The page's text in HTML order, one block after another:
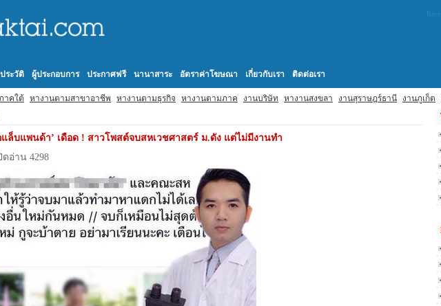
าคใต้ หางานตามสาขาอาชีพ หางานตามธุรกิจ หางานตามภาค งานบริษัท หางานสงขลา งานสุราษฎร์ธานี งานภูเก็ต
ระวัติ ผู้ประกอบการ ประกาศฟรี นานาสาระ อัตราค่าโฆษณา เกี่ยวกับเรา ติดต่อเรา
ล็บแพนด้า’ เดือด ! สาวโพสต์จบสหเวชศาสตร์ ม.ดัง แต่ไม่มีงานทำ
ดอ่าน 4298